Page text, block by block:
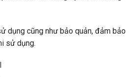
dụng cũng như bảo quản, đảm bảo
sử dụng.